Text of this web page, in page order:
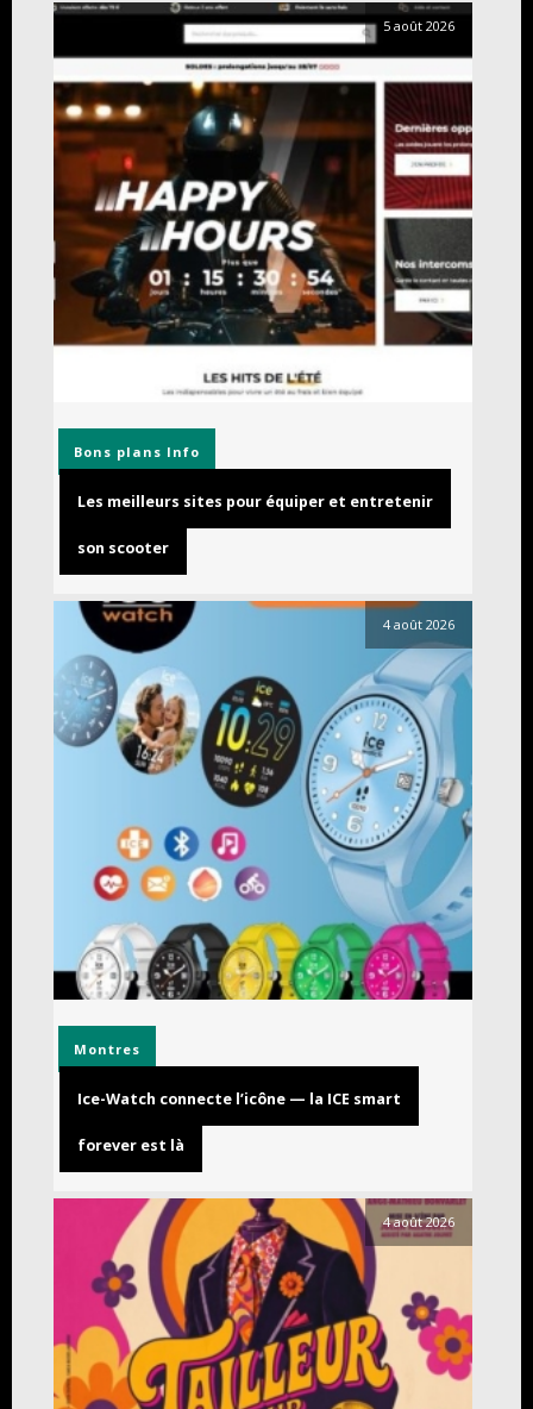
5 août 2026
Bons plans Info
Les meilleurs sites pour équiper et entretenir
son scooter
4 août 2026
Montres
Ice-Watch connecte l’icône — la ICE smart
forever est là
4 août 2026